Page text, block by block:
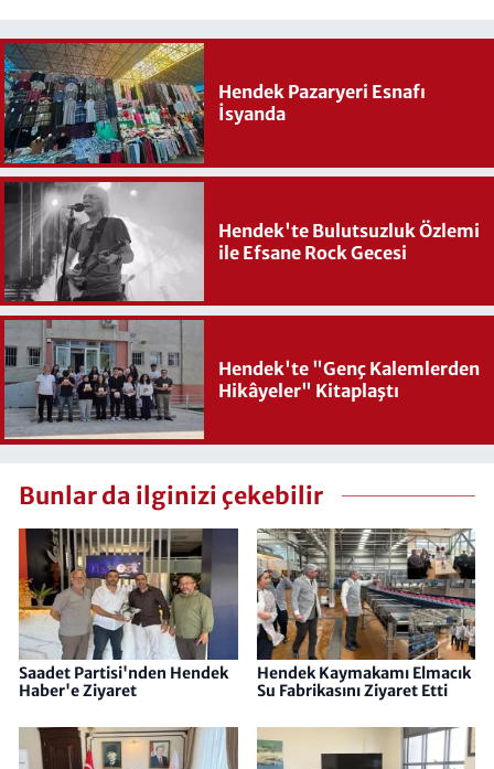
Hendek Pazaryeri Esnafı
İsyanda
Hendek'te Bulutsuzluk Özlemi
ile Efsane Rock Gecesi
Hendek'te "Genç Kalemlerden
Hikâyeler" Kitaplaştı
Bunlar da ilginizi çekebilir
Saadet Partisi'nden Hendek
Haber'e Ziyaret
Hendek Kaymakamı Elmacık
Su Fabrikasını Ziyaret Etti